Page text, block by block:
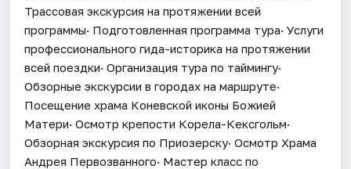
Трассовая экскурсия на протяжении всей
программы· Подготовленная программа тура· Услуги
профессионального гида-историка на протяжении
всей поездки· Организация тура по таймингу·
Обзорные экскурсии в городах на маршруте·
Посещение храма Коневской иконы Божией
Матери· Осмотр крепости Корела-Кексгольм·
Обзорная экскурсия по Приозерску· Осмотр Храма
Андрея Первозванного· Мастер класс по